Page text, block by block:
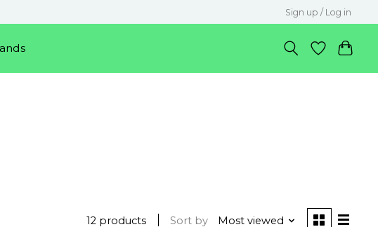
Sign up / Log in
12 products Sort by Most viewed